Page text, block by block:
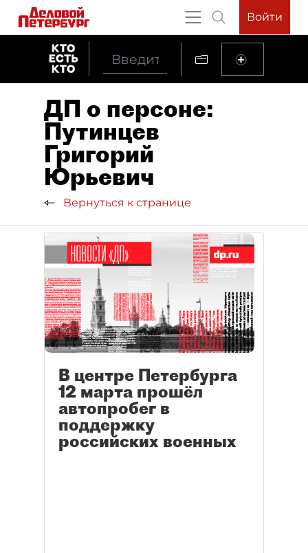
Войти
ДП о персоне:
Путинцев
Григорий
Юрьевич
Вернуться к странице
В центре Петербурга
12 марта прошёл
автопробег в
поддержку
российских военных